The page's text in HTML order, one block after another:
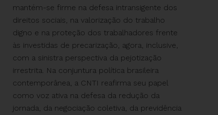
mantém-se firme na defesa intransigente dos
direitos sociais, na valorização do trabalho
digno e na proteção dos trabalhadores frente
às investidas de precarização, agora, inclusive,
com a sinistra perspectiva da pejotização
irrestrita. Na conjuntura política brasileira
contemporânea, a CNTI reafirma seu papel
como voz ativa na defesa da redução da
jornada, da negociação coletiva, da previdência